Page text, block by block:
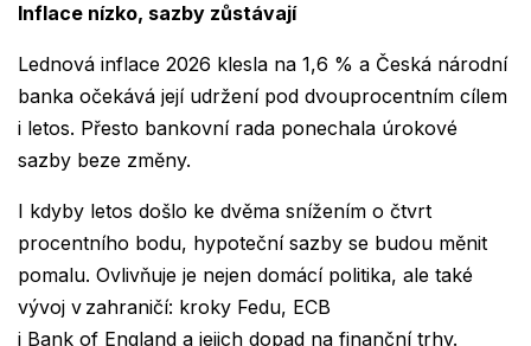
Inflace nízko, sazby zůstávají
Lednová inflace 2026 klesla na 1,6 % a Česká národní
banka očekává její udržení pod dvouprocentním cílem
i letos. Přesto bankovní rada ponechala úrokové
sazby beze změny.
I kdyby letos došlo ke dvěma snížením o čtvrt
procentního bodu, hypoteční sazby se budou měnit
pomalu. Ovlivňuje je nejen domácí politika, ale také
vývoj v zahraničí: kroky Fedu, ECB
i Bank of England a jejich dopad na finanční trhy.